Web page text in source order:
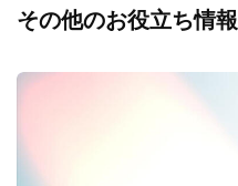
その他のお役立ち情報